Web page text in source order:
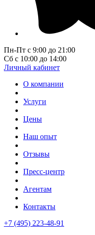
Пн-Пт с 9:00 до 21:00
Сб с 10:00 до 14:00
Личный кабинет
О компании
Услуги
Цены
Наш опыт
Отзывы
Пресс-центр
Агентам
Контакты
+7 (495) 223-48-91